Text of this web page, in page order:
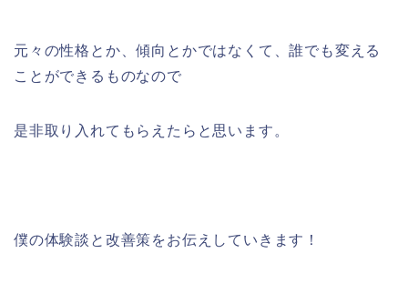
元々の性格とか、傾向とかではなくて、誰でも変える
ことができるものなので
是非取り入れてもらえたらと思います。
僕の体験談と改善策をお伝えしていきます！